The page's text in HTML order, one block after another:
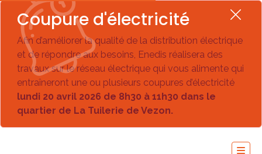
Coupure d'électricité
Afin d’améliorer la qualité de la distribution électrique
et de répondre aux besoins, Enedis réalisera des
travaux sur le réseau électrique qui vous alimente qui
entraîneront une ou plusieurs coupures d’électricité
lundi 20 avril 2026 de 8h30 à 11h30 dans le
quartier de La Tuilerie de Vezon.